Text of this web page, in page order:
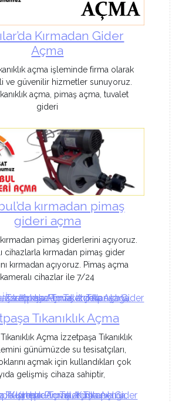
Kırmadan Gider
Açma
açma işleminde firma olarak
ve güvenilir hizmetler sunuyoruz.
açma, pimaş açma, tuvalet
gideri
kırmadan pimaş
gideri açma
pimaş giderlerini açıyoruz.
cihazlarla kırmadan pimaş gider
kırmadan açıyoruz. Pimaş açma
kameralı cihazlar ile 7/24
Tıkanıklık Açma
Açma İzzetpaşa Tıkanıklık
günümüzde su tesisatçıları,
açmak için kullandıkları çok
gelişmiş cihaza sahiptir,